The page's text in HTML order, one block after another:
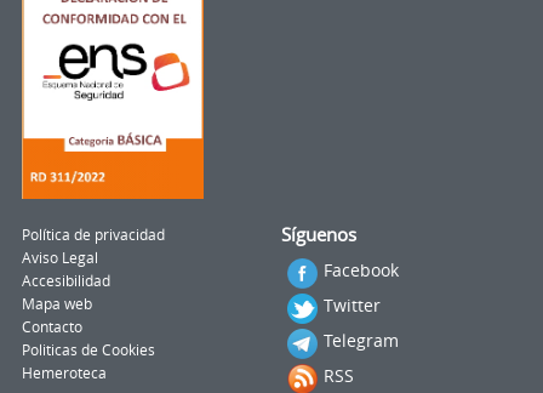
Síguenos
Facebook
Twitter
Telegram
RSS
Política de privacidad
Aviso Legal
Accesibilidad
Mapa web
Contacto
Politicas de Cookies
Hemeroteca